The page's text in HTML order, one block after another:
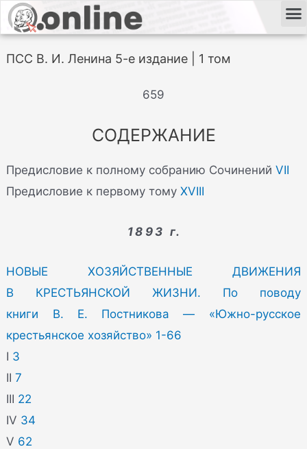
ПСС В. И. Ленина 5-е издание | 1 том
659
СОДЕРЖАНИЕ
Предисловие к полному собранию СочиненийVII
Предисловие к первому томуXVIII
1893 г.
НОВЫЕ ХОЗЯЙСТВЕННЫЕ ДВИЖЕНИЯ
В КРЕСТЬЯНСКОЙ ЖИЗНИ. По поводу
книги В. Е. Постникова — «Южно-русское
крестьянское хозяйство» 1-66
I 3
II7
III 22
IV 34
V 62